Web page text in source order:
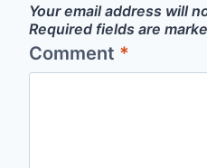
Your email address will
Required fields are
Comment *